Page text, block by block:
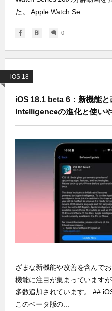
た。 Apple Watch Se...
0
iOS 18
iOS 18.1 beta 6：新機能
Intelligenceの進化と使い
ざまな新機能や改善を含んで
機能に注目が集まっています
多数追加されています。 ##
このベータ版の...